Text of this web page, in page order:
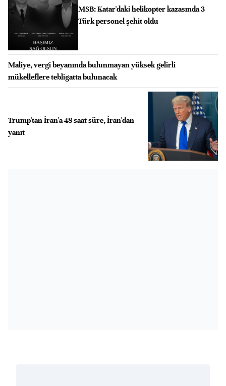
MSB: Katar'daki helikopter kazasında 3
Türk personel şehit oldu
Maliye, vergi beyanında bulunmayan yüksek gelirli
mükelleflere tebligatta bulunacak
Trump'tan İran'a 48 saat süre, İran'dan
yanıt